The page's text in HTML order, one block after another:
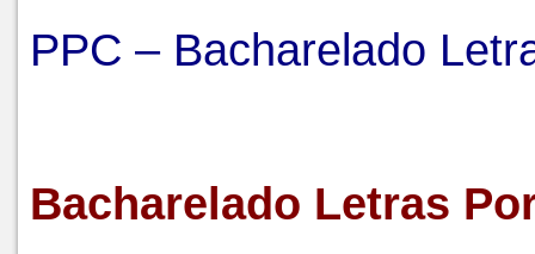
PPC – Bacharelado
Bacharelado Letras